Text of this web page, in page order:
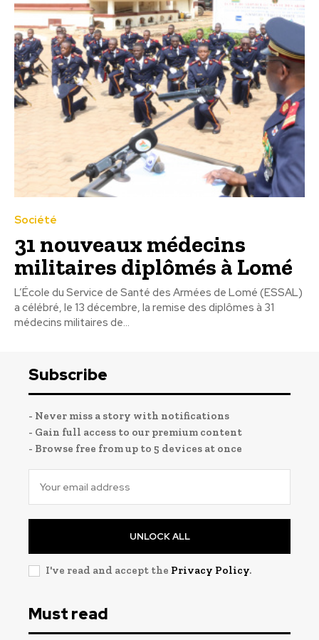
Société
31 nouveaux médecins
militaires diplômés à Lomé
L’École du Service de Santé des Armées de Lomé (ESSAL)
a célébré, le 13 décembre, la remise des diplômes à 31
médecins militaires de...
Subscribe
- Never miss a story with notifications
- Gain full access to our premium content
- Browse free from up to 5 devices at once
UNLOCK ALL
I've read and accept the Privacy Policy.
Must read